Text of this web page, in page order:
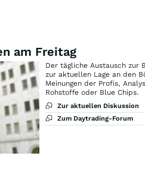
am Freitag
Der tägliche Austausch zur
zur aktuellen Lage an den
Meinungen der Profis,
Rohstoffe oder Blue Chips.
Zur aktuellen Diskussion
Zum Daytrading-Forum